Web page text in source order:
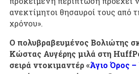
ανεκτίμητοι θησαυροί τους από
χρόνου».
Ο πολυβραβευμένος Βολιώτης
Κώστας Αυγέρης μιλά στη
σειρά ντοκιμαντέρ «Άγιο Όρος